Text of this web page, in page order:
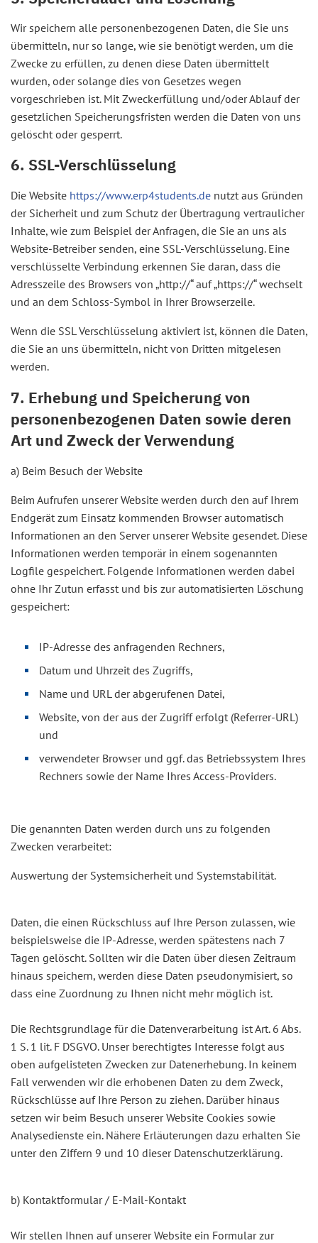
Wir speichern alle personenbezogenen Daten, die Sie uns
übermitteln, nur so lange, wie sie benötigt werden, um die
Zwecke zu erfüllen, zu denen diese Daten übermittelt
wurden, oder solange dies von Gesetzes wegen
vorgeschrieben ist. Mit Zweckerfüllung und/oder Ablauf der
gesetzlichen Speicherungsfristen werden die Daten von uns
gelöscht oder gesperrt.
6. SSL-Verschlüsselung
Die Website https://www.erp4students.de nutzt aus Gründen
der Sicherheit und zum Schutz der Übertragung vertraulicher
Inhalte, wie zum Beispiel der Anfragen, die Sie an uns als
Website-Betreiber senden, eine SSL-Verschlüsselung. Eine
verschlüsselte Verbindung erkennen Sie daran, dass die
Adresszeile des Browsers von „http://“ auf „https://“ wechselt
und an dem Schloss-Symbol in Ihrer Browserzeile.
Wenn die SSL Verschlüsselung aktiviert ist, können die Daten,
die Sie an uns übermitteln, nicht von Dritten mitgelesen
werden.
7. Erhebung und Speicherung von
personenbezogenen Daten sowie deren
Art und Zweck der Verwendung
a) Beim Besuch der Website
Beim Aufrufen unserer Website werden durch den auf Ihrem
Endgerät zum Einsatz kommenden Browser automatisch
Informationen an den Server unserer Website gesendet. Diese
Informationen werden temporär in einem sogenannten
Logfile gespeichert. Folgende Informationen werden dabei
ohne Ihr Zutun erfasst und bis zur automatisierten Löschung
gespeichert:
IP-Adresse des anfragenden Rechners,
Datum und Uhrzeit des Zugriffs,
Name und URL der abgerufenen Datei,
Website, von der aus der Zugriff erfolgt (Referrer-URL)
und
verwendeter Browser und ggf. das Betriebssystem Ihres
Rechners sowie der Name Ihres Access-Providers.
Die genannten Daten werden durch uns zu folgenden
Zwecken verarbeitet:
Auswertung der Systemsicherheit und Systemstabilität.
Daten, die einen Rückschluss auf Ihre Person zulassen, wie
beispielsweise die IP-Adresse, werden spätestens nach 7
Tagen gelöscht. Sollten wir die Daten über diesen Zeitraum
hinaus speichern, werden diese Daten pseudonymisiert, so
dass eine Zuordnung zu Ihnen nicht mehr möglich ist.
Die Rechtsgrundlage für die Datenverarbeitung ist Art. 6 Abs.
1 S. 1 lit. F DSGVO. Unser berechtigtes Interesse folgt aus
oben aufgelisteten Zwecken zur Datenerhebung. In keinem
Fall verwenden wir die erhobenen Daten zu dem Zweck,
Rückschlüsse auf Ihre Person zu ziehen. Darüber hinaus
setzen wir beim Besuch unserer Website Cookies sowie
Analysedienste ein. Nähere Erläuterungen dazu erhalten Sie
unter den Ziffern 9 und 10 dieser Datenschutzerklärung.
b) Kontaktformular / E-Mail-Kontakt
Wir stellen Ihnen auf unserer Website ein Formular zur